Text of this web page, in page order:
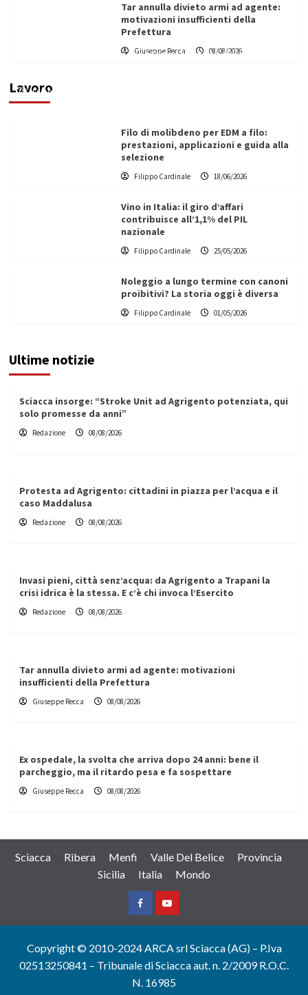
Tar annulla divieto armi ad agente:
motivazioni insufficienti della
Prefettura
Giuseppe Recca 08/08/2026
Lavoro
L’ingegnere saccense Buscarnera partner chiave
di un progetto transnazionale per la transizione
Filippo Cardinale
Filo di molibdeno per EDM a filo:
prestazioni, applicazioni e guida alla
selezione
Filippo Cardinale 18/06/2026
Vino in Italia: il giro d’affari
contribuisce all’1,1% del PIL
nazionale
Filippo Cardinale 25/05/2026
Noleggio a lungo termine con canoni
proibitivi? La storia oggi è diversa
Filippo Cardinale 01/05/2026
Ultime notizie
Sciacca insorge: “Stroke Unit ad Agrigento potenziata, qui
solo promesse da anni”
Redazione 08/08/2026
Protesta ad Agrigento: cittadini in piazza per l’acqua e il
caso Maddalusa
Redazione 08/08/2026
Invasi pieni, città senz’acqua: da Agrigento a Trapani la
crisi idrica è la stessa. E c’è chi invoca l’Esercito
Redazione 08/08/2026
Tar annulla divieto armi ad agente: motivazioni
insufficienti della Prefettura
Giuseppe Recca 08/08/2026
Ex ospedale, la svolta che arriva dopo 24 anni: bene il
parcheggio, ma il ritardo pesa e fa sospettare
Giuseppe Recca 08/08/2026
Sciacca Ribera Menfi Valle Del Belice
Provincia
Sicilia
Italia Mondo
FacebookYountube
Copyright © 2010-2024 ARCA srl Sciacca (AG) – P.Iva
02513250841 – Tribunale di Sciacca aut. n. 2/2009 R.O.C.
N. 16985